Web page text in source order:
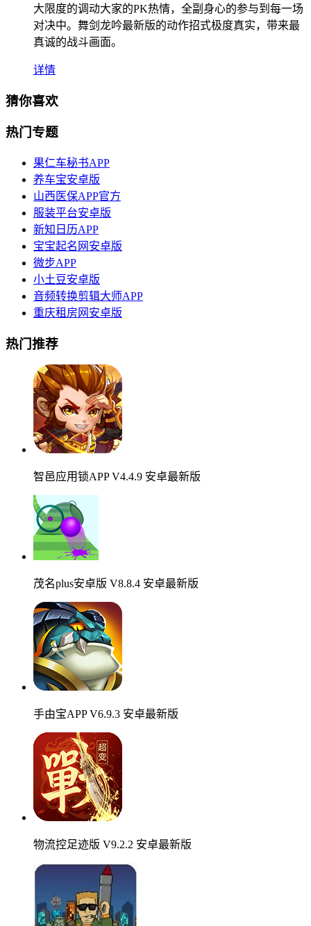
大限度的调动大家的PK热情，全副身心的参与到每一场
对决中。舞剑龙吟最新版的动作招式极度真实，带来最
真诚的战斗画面。
详情
猜你喜欢
热门专题
果仁车秘书APP
养车宝安卓版
山西医保APP官方
服装平台安卓版
新知日历APP
宝宝起名网安卓版
微步APP
小土豆安卓版
音频转换剪辑大师APP
重庆租房网安卓版
热门推荐
智邑应用锁APP V4.4.9 安卓最新版
茂名plus安卓版 V8.8.4 安卓最新版
手由宝APP V6.9.3 安卓最新版
物流控足迹版 V9.2.2 安卓最新版